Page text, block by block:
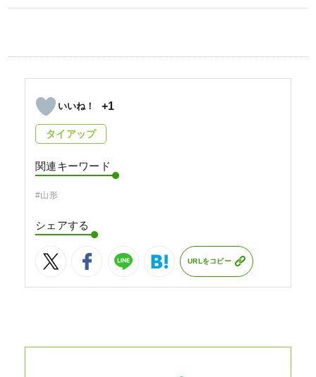
+1
タイアップ
関連キーワード
#山形
シェアする
URLをコピー